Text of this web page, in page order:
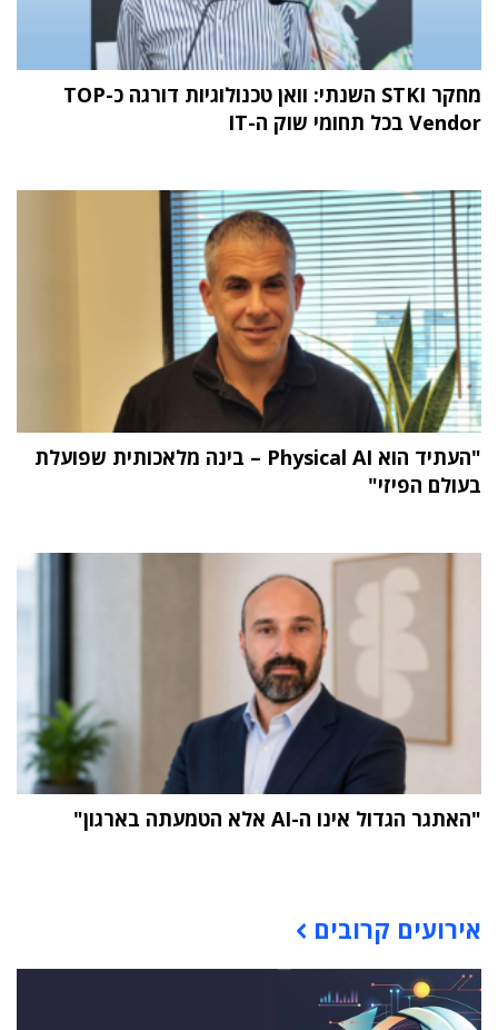
מחקר STKI השנתי: וואן טכנולוגיות דורגה כ-TOP
Vendor בכל תחומי שוק ה-IT
"העתיד הוא Physical AI – בינה מלאכותית שפועלת
בעולם הפיזי"
"האתגר הגדול אינו ה-AI אלא הטמעתה בארגון"
אירועים קרובים